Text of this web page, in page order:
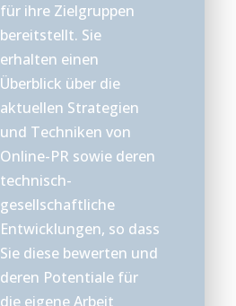
für ihre Zielgruppen
bereitstellt. Sie
erhalten einen
Überblick über die
aktuellen Strategien
und Techniken von
Online-PR sowie deren
technisch-
gesellschaftliche
Entwicklungen, so dass
Sie diese bewerten und
deren Potentiale für
die eigene Arbeit